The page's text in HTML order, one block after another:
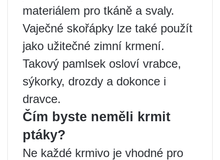
materiálem pro tkáně a svaly.
Vaječné skořápky lze také použít
jako užitečné zimní krmení.
Takový pamlsek osloví vrabce,
sýkorky, drozdy a dokonce i
dravce.
Čím byste neměli krmit
ptáky?
Ne každé krmivo je vhodné pro